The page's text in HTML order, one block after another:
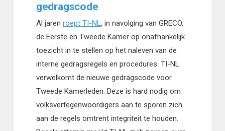
gedragscode
Al jaren roept TI-NL, in navolging van GRECO,
de Eerste en Tweede Kamer op onafhankelijk
toezicht in te stellen op het naleven van de
interne gedragsregels en procedures. TI-NL
verwelkomt de nieuwe gedragscode voor
Tweede Kamerleden. Deze is hard nodig om
volksvertegenwoordigers aan te sporen zich
aan de regels omtrent integriteit te houden.